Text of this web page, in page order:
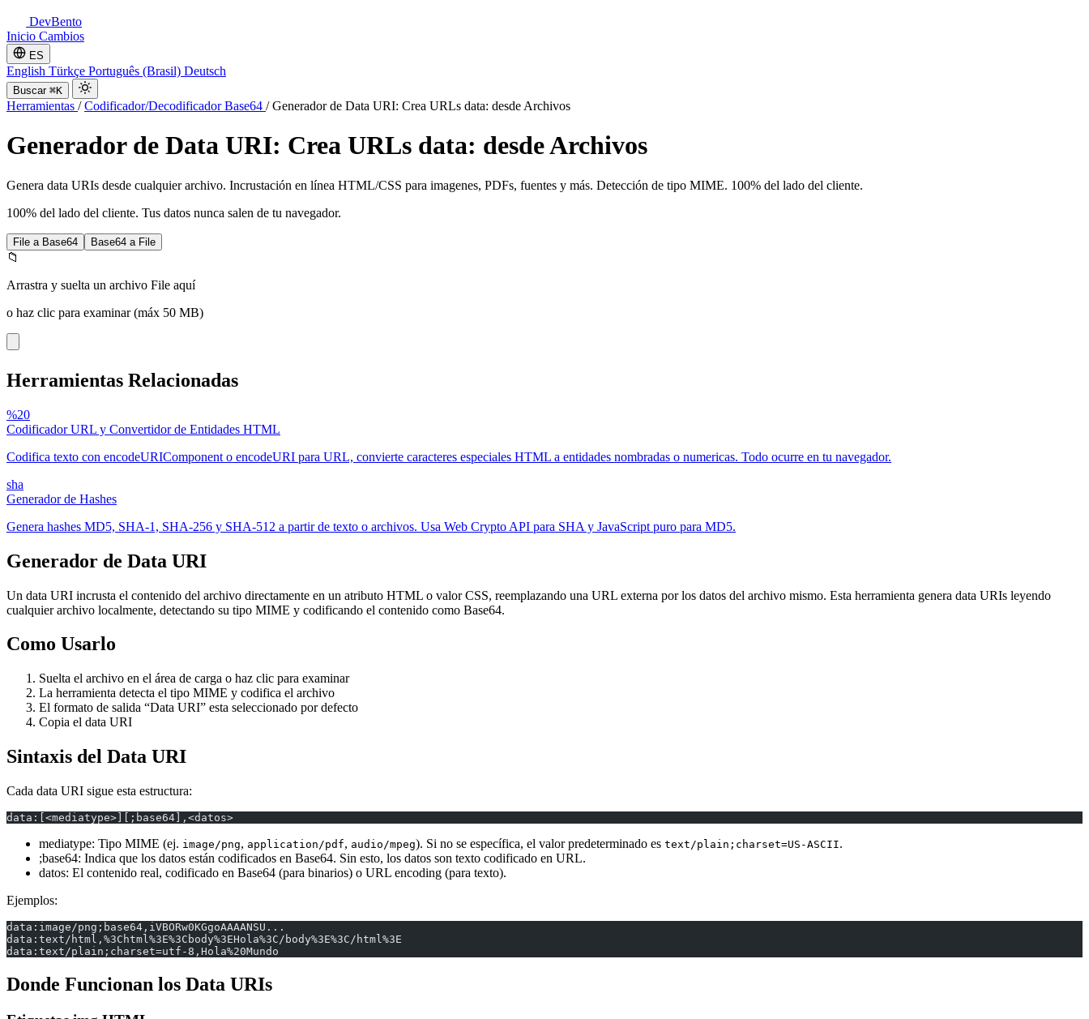
DevBento
Inicio Cambios
ES
English Türkçe Português (Brasil) Deutsch
Buscar ⌘K
Herramientas / Codificador/Decodificador Base64 / Generador de Data URI: Crea URLs data: desde Archivos
Generador de Data URI: Crea URLs data: desde Archivos
Genera data URIs desde cualquier archivo. Incrustación en línea HTML/CSS para imagenes, PDFs, fuentes y más. Detección de tipo MIME. 100% del lado del cliente.
100% del lado del cliente. Tus datos nunca salen de tu navegador.
File a Base64 Base64 a File
📁
Arrastra y suelta un archivo File aquí
o haz clic para examinar (máx 50 MB)
Herramientas Relacionadas
%20
Codificador URL y Convertidor de Entidades HTML
Codifica texto con encodeURIComponent o encodeURI para URL, convierte caracteres especiales HTML a entidades nombradas o numericas. Todo ocurre en tu navegador.
sha
Generador de Hashes
Genera hashes MD5, SHA-1, SHA-256 y SHA-512 a partir de texto o archivos. Usa Web Crypto API para SHA y JavaScript puro para MD5.
Generador de Data URI
Un data URI incrusta el contenido del archivo directamente en un atributo HTML o valor CSS, reemplazando una URL externa por los datos del archivo mismo. Esta herramienta genera data URIs leyendo
cualquier archivo localmente, detectando su tipo MIME y codificando el contenido como Base64.
Como Usarlo
Suelta el archivo en el área de carga o haz clic para examinar
La herramienta detecta el tipo MIME y codifica el archivo
El formato de salida “Data URI” esta seleccionado por defecto
Copia el data URI
Sintaxis del Data URI
Cada data URI sigue esta estructura:
data:[<mediatype>][;base64],<datos>
mediatype: Tipo MIME (ej. image/png, application/pdf, audio/mpeg). Si no se específica, el valor predeterminado es text/plain;charset=US-ASCII.
;base64: Indica que los datos están codificados en Base64. Sin esto, los datos son texto codificado en URL.
datos: El contenido real, codificado en Base64 (para binarios) o URL encoding (para texto).
Ejemplos:
data:image/png;base64,iVBORw0KGgoAAAANSU...
data:text/html,%3Chtml%3E%3Cbody%3EHola%3C/body%3E%3C/html%3E
data:text/plain;charset=utf-8,Hola%20Mundo
Donde Funcionan los Data URIs